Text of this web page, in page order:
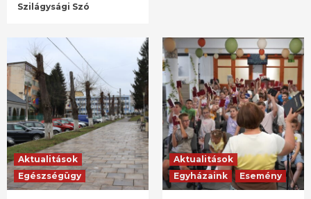
Szilágysági Szó
Aktualitások
Egészségügy
Aktualitások
Egyházaink
Esemény